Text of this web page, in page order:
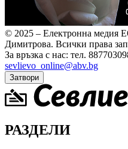
© 2025 – Електронна медия
Димитрова. Всички права
За връзка с нас: тел.
sevlievo_online@abv.bg
Затвори
РАЗДЕЛИ